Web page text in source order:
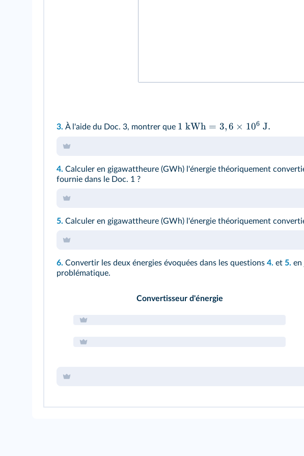
3. À l'aide du Doc. 3, montrer que 1 kWh = 3,6 × 106 J.
4. Calculer en gigawattheure (GWh) l'énergie théoriquement
fournie dans le Doc. 1 ?
5. Calculer en gigawattheure (GWh) l'énergie théoriquement
6. Convertir les deux énergies évoquées dans les questions 4. et 5. en
problématique.
Convertisseur d'énergie